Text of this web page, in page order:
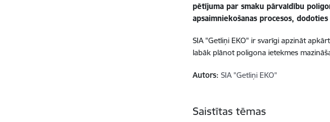
pētījuma par smaku pārvaldību
apsaimniekošanas procesos,
SIA "Getliņi EKO" ir svarīgi apzināt
labāk plānot poligona ietekmes
Autors: SIA "Getliņi EKO"
Saistītas tēmas